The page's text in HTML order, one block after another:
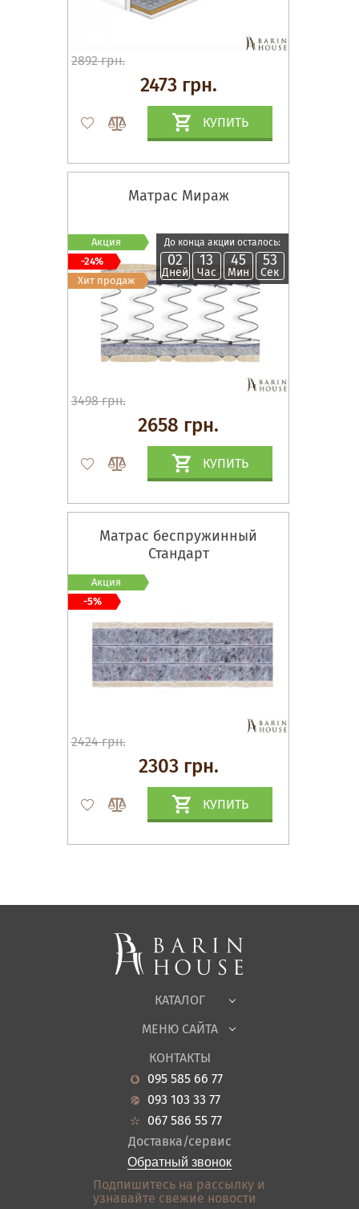
2892 грн.
2473 грн.
КУПИТЬ
Матрас Мираж
До конца акции осталось:
02
Дней
13
Час
45
Мин
53
Сек
3498 грн.
2658 грн.
КУПИТЬ
Акция
-24%
Хит продаж
Матрас беспружинный
Стандарт
2424 грн.
2303 грн.
КУПИТЬ
Акция
-5%
КАТАЛОГ
Спальни, Кровати
Корпусная мебель
Офисная мебель
Садовая мебель
Гостиная
Кухня
Прихожие
Ванная
Акции
МЕНЮ САЙТА
О нас
Новости
Гарантия
Кредит
Оплата и доставка
Отзывы
Контакты
Карта сайта
КОНТАКТЫ
095 585 66 77
093 103 33 77
067 586 55 77
Доставка/сервис
Обратный звонок
Подпишитесь на рассылку и
узнавайте свежие новости